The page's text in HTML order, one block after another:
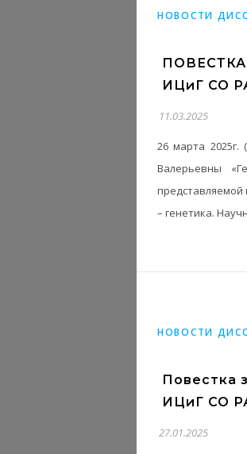
НОВОСТИ
ПОВЕСТКА
ИЦиГ СО
11.03.2025
26 марта
Валерьевны
представляемой
– генетика.
НОВОСТИ
Повестка
ИЦиГ СО
27.01.2025